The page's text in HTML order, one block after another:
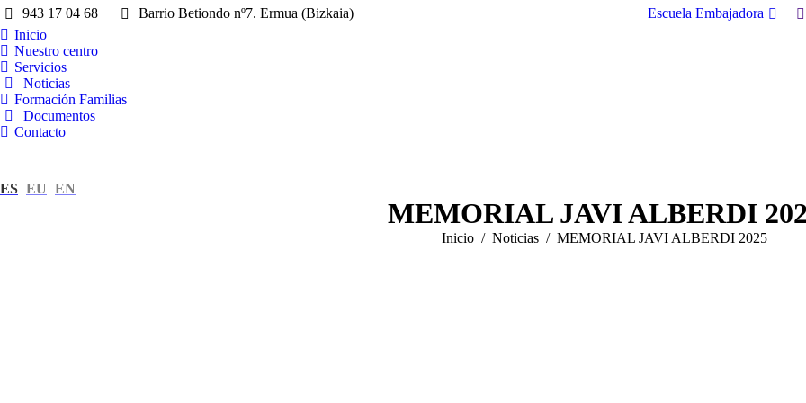
943 17 04 68 Barrio Betiondo nº7. Ermua (Bizkaia) Escuela Embajadora
Inicio
Nuestro centro
Servicios
Noticias
Formación Familias
Documentos
Contacto
ES EU EN
MEMORIAL JAVI ALBERDI
Estás aquí:
Inicio Noticias MEMORIAL JAVI ALBERDI 2025